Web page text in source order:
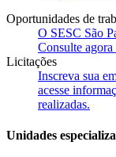
Oportunidades de
O SESC São
Consulte agora
Licitações
Inscreva sua
acesse
realizadas.
Unidades